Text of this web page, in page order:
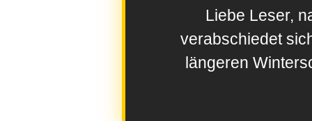
Liebe Leser,
verabschiedet
längeren